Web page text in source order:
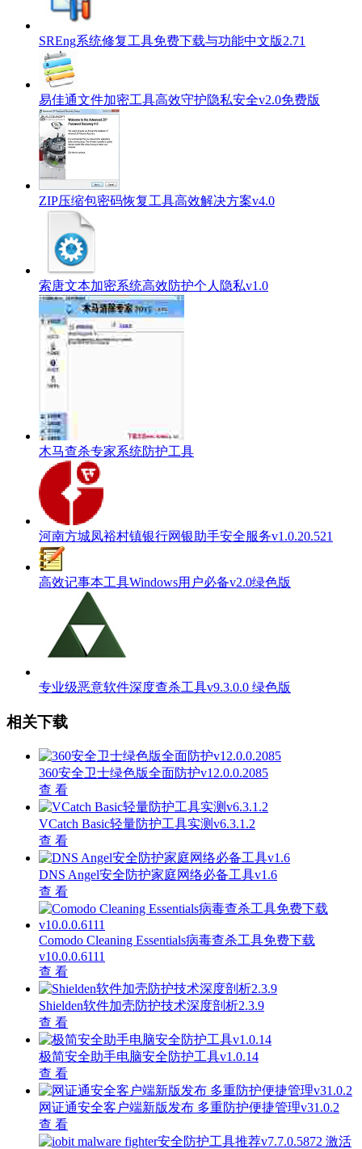
SREng系统修复工具免费下载与功能中文版2.71
易佳通文件加密工具高效守护隐私安全v2.0免费版
ZIP压缩包密码恢复工具高效解决方案v4.0
索唐文本加密系统高效防护个人隐私v1.0
木马查杀专家系统防护工具
河南方城凤裕村镇银行网银助手安全服务v1.0.20.521
高效记事本工具Windows用户必备v2.0绿色版
专业级恶意软件深度查杀工具v9.3.0.0 绿色版
相关下载
360安全卫士绿色版全面防护v12.0.0.2085
查 看
VCatch Basic轻量防护工具实测v6.3.1.2
查 看
DNS Angel安全防护家庭网络必备工具v1.6
查 看
Comodo Cleaning Essentials病毒查杀工具免费下载
v10.0.0.6111
查 看
Shielden软件加壳防护技术深度剖析2.3.9
查 看
极简安全助手电脑安全防护工具v1.0.14
查 看
网证通安全客户端新版发布 多重防护便捷管理v31.0.2
查 看